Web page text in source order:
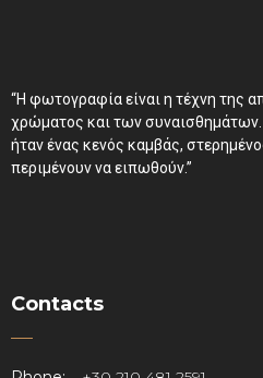
“Η φωτογραφία είναι η τέχνη της
χρώματος και των
ήταν ένας κενός καμβάς,
περιμένουν να ειπωθούν.”
Contacts